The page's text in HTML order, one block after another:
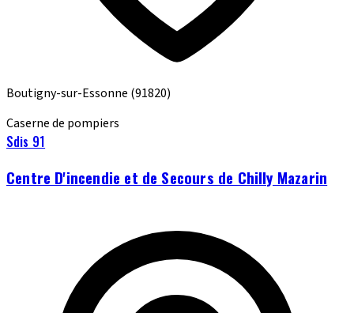
Boutigny-sur-Essonne (91820)
Caserne de pompiers
Sdis 91
Centre D'incendie et de Secours de Chilly Mazarin